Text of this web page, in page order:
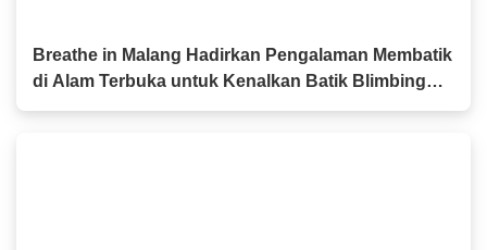
Breathe in Malang Hadirkan Pengalaman Membatik
di Alam Terbuka untuk Kenalkan Batik Blimbing
kepada Generasi Muda